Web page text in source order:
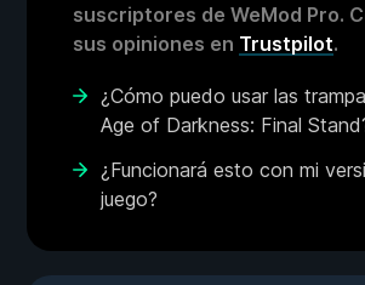
suscriptores de WeMod Pro.
sus opiniones en Trustpilot.
¿Cómo puedo usar las
Age of Darkness: Final
¿Funcionará esto con mi
juego?